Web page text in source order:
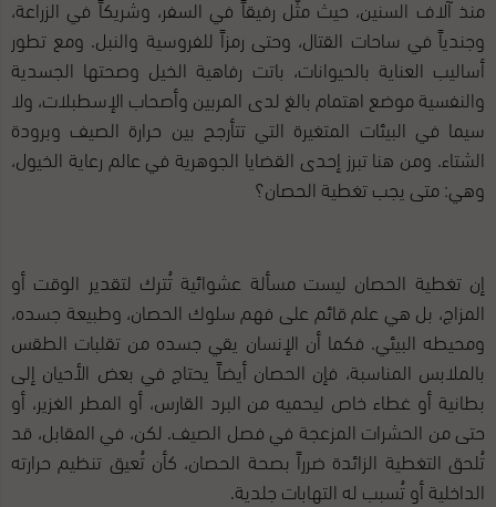
منذ آلاف السنين، حيث مثّل رفيقاً في السفر، وشريكاً في الزراعة،
وجندياً في ساحات القتال، وحتى رمزاً للفروسية والنبل. ومع تطور
أساليب العناية بالحيوانات، باتت رفاهية الخيل وصحتها الجسدية
والنفسية موضع اهتمام بالغ لدى المربين وأصحاب الإسطبلات، ولا
سيما في البيئات المتغيرة التي تتأرجح بين حرارة الصيف وبرودة
الشتاء. ومن هنا تبرز إحدى القضايا الجوهرية في عالم رعاية الخيول،
وهي: متى يجب تغطية الحصان؟
إن تغطية الحصان ليست مسألة عشوائية تُترك لتقدير الوقت أو
المزاج، بل هي علم قائم على فهم سلوك الحصان، وطبيعة جسده،
ومحيطه البيئي. فكما أن الإنسان يقي جسده من تقلبات الطقس
بالملابس المناسبة، فإن الحصان أيضاً يحتاج في بعض الأحيان إلى
بطانية أو غطاء خاص ليحميه من البرد القارس، أو المطر الغزير، أو
حتى من الحشرات المزعجة في فصل الصيف. لكن، في المقابل، قد
تُلحق التغطية الزائدة ضرراً بصحة الحصان، كأن تُعيق تنظيم حرارته
الداخلية أو تُسبب له التهابات جلدية.